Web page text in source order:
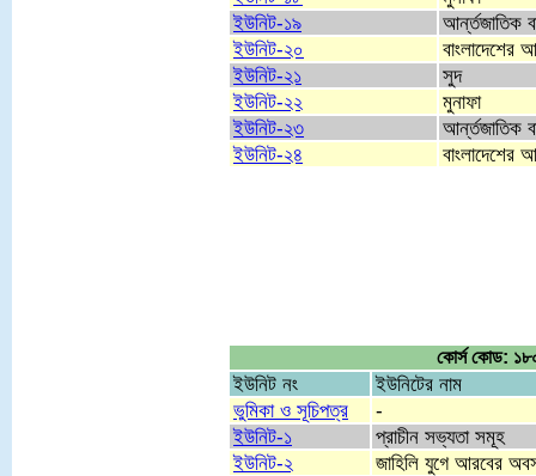
ইউনিট-১৯
আর্ন্তজাতিক
ইউনিট-২০
বাংলাদেশের
ইউনিট-২১
সুদ
ইউনিট-২২
মুনাফা
ইউনিট-২৩
আর্ন্তজাতিক
ইউনিট-২৪
বাংলাদেশের
কোর্স কোড:
ইউনিট নং
ইউনিটের নাম
ভুমিকা ও সূচিপত্র
-
ইউনিট-১
প্রাচীন সভ্যতা সমূহ
ইউনিট-২
জাহিলি যুগে আরবের